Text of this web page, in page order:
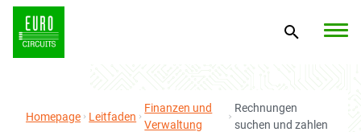
Homepage Leitfaden
Finanzen und
Verwaltung
Rechnungen
suchen und zahlen